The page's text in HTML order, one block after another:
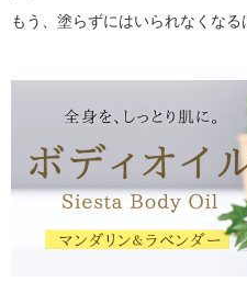
もう、塗らずにはいられなくなる